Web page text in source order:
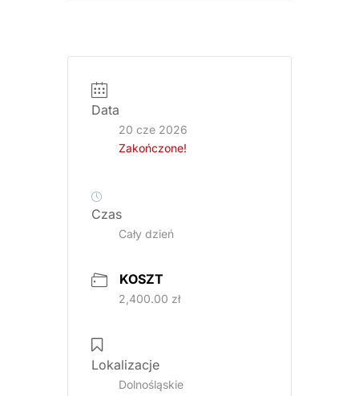
Data
20 cze 2026
Zakończone!
Czas
Cały dzień
KOSZT
2,400.00 zł
Lokalizacje
Dolnośląskie